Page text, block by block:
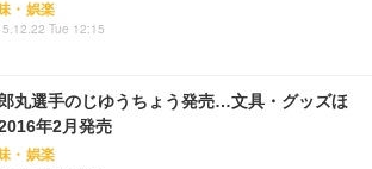
・娯楽
Tue 12:15
丸選手のじゆうちょう発売…文具・グッズほ
年2月発売
・娯楽